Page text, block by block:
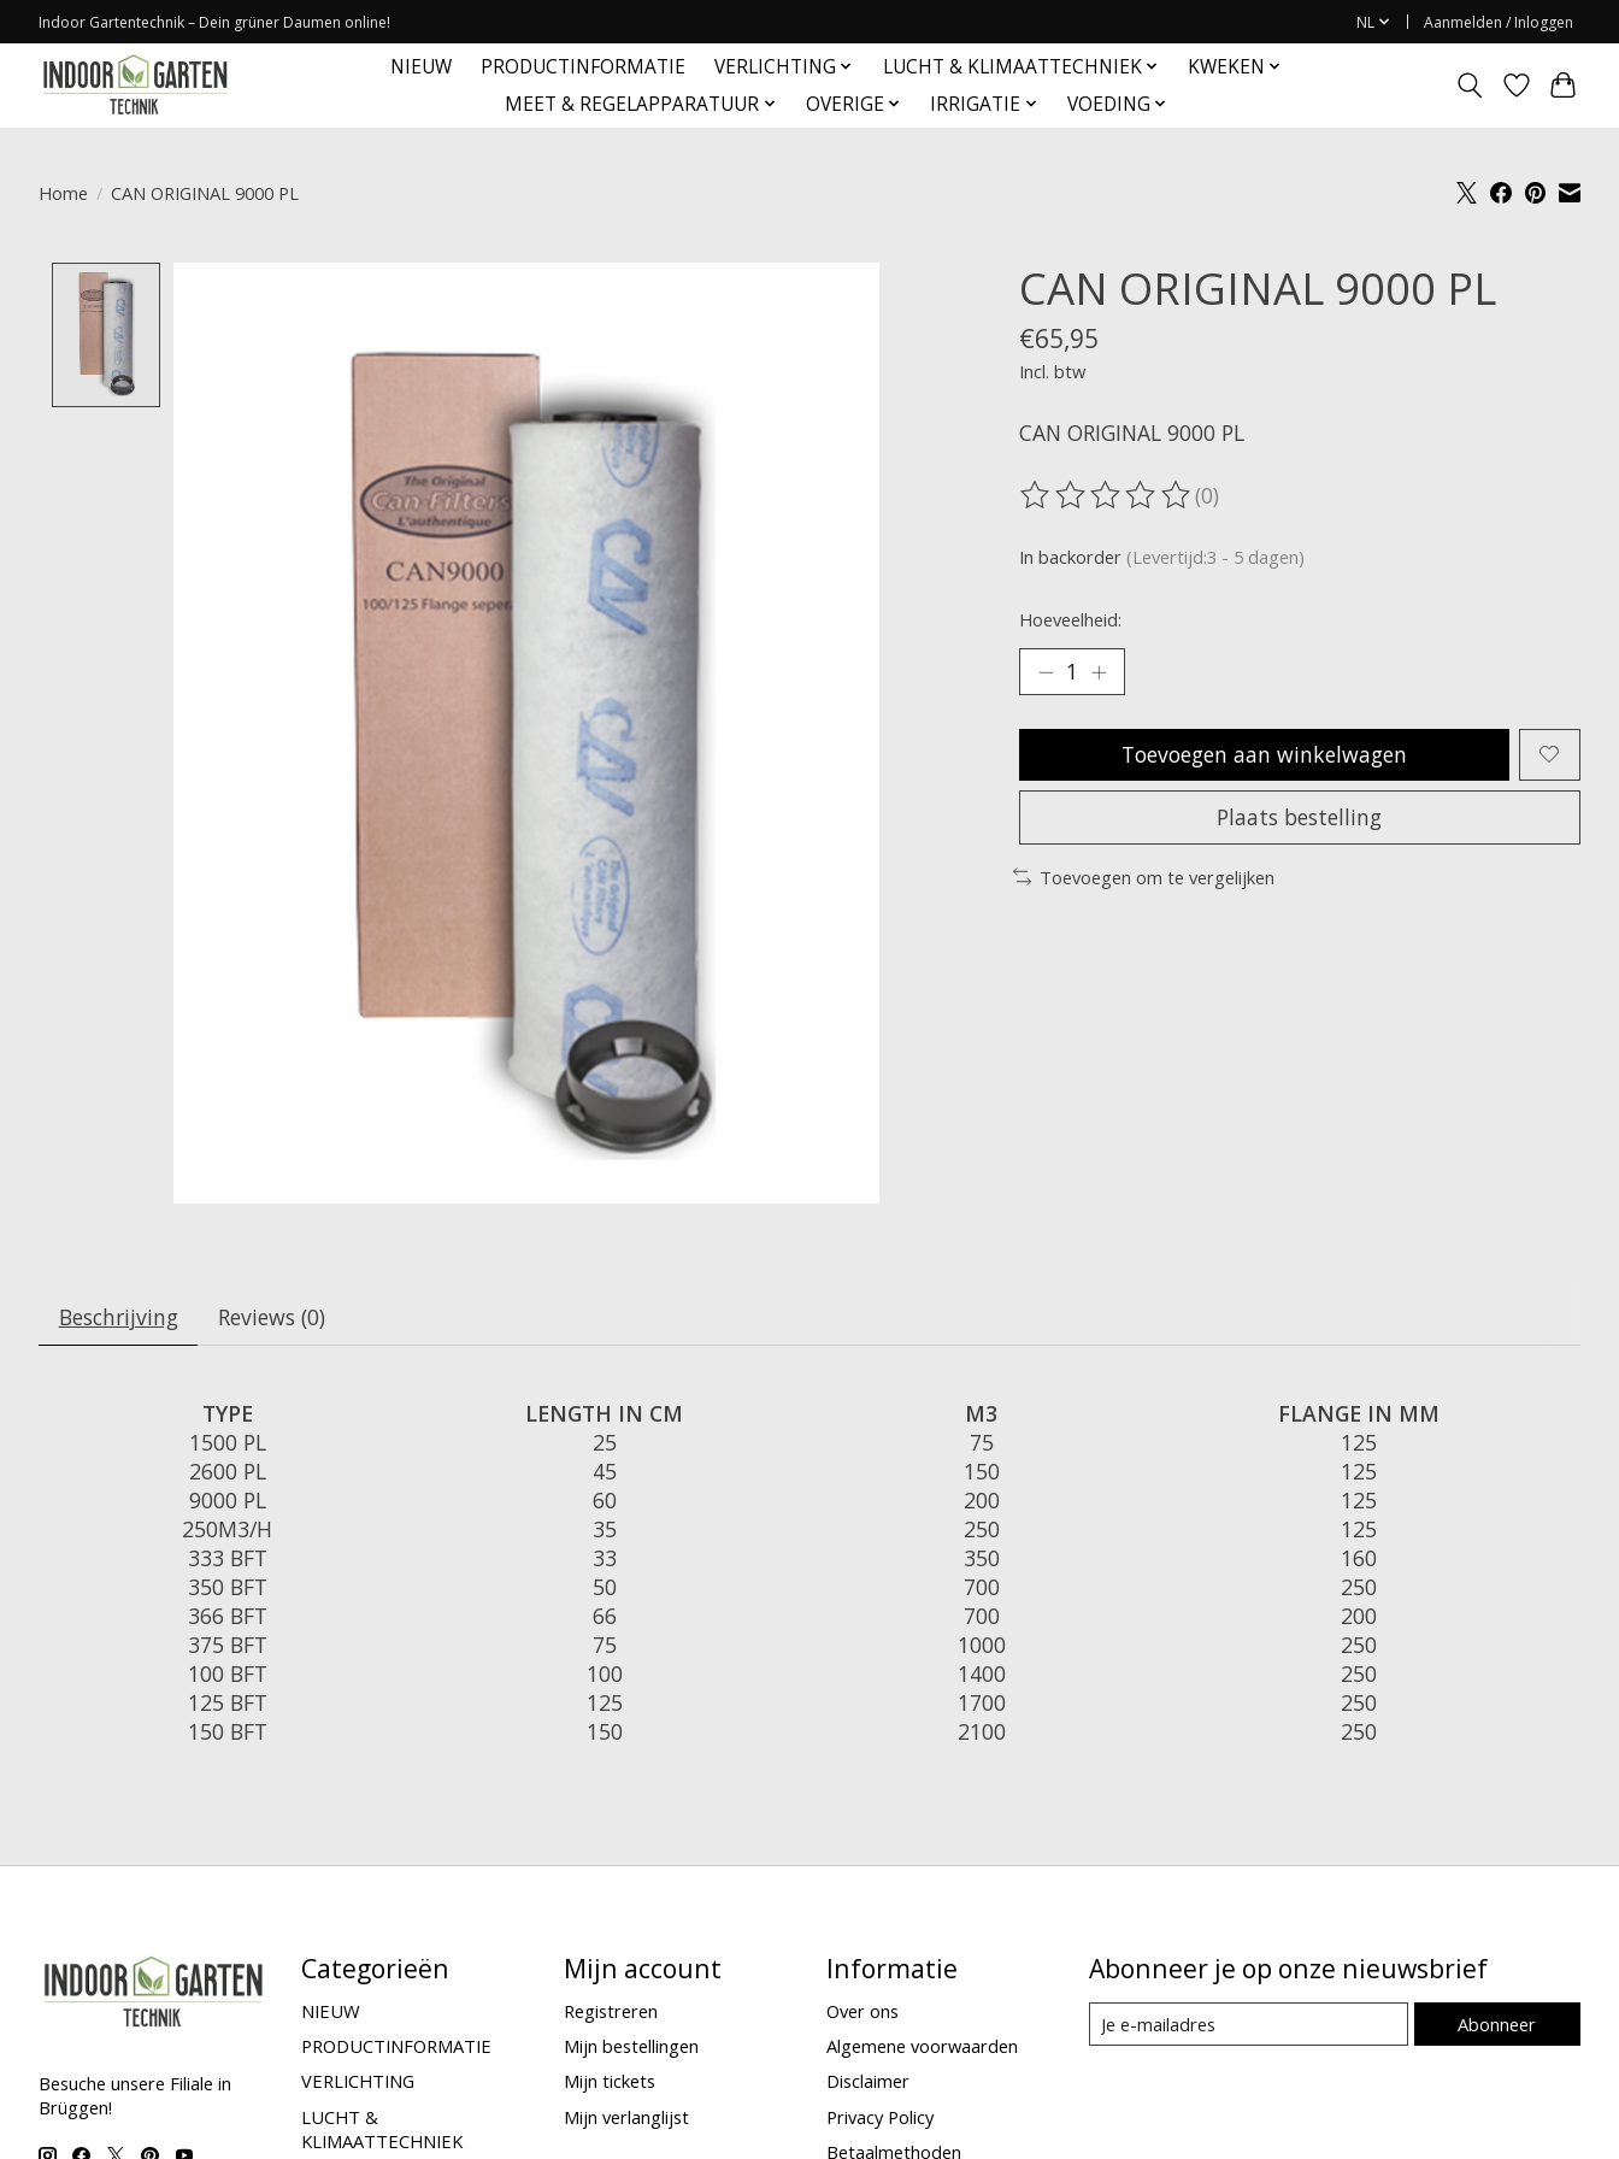
Indoor Gartentechnik – Dein grüner Daumen online! NL Aanmelden / Inloggen
NIEUW PRODUCTINFORMATIE VERLICHTING LUCHT & KLIMAATTECHNIEK
KWEKEN
MEET & REGELAPPARATUUR
OVERIGE IRRIGATIE VOEDING
Home / CAN ORIGINAL 9000 PL
CAN ORIGINAL 9000 PL
€65,95
Incl. btw
CAN ORIGINAL 9000 PL
De beoordeling van dit product is
(0)
In backorder (Levertijd:3 - 5 dagen)
Hoeveelheid:
Toevoegen aan winkelwagen
Plaats bestelling
Toevoegen om te vergelijken
Beschrijving Reviews (0)
TYPE LENGTH IN CM M3
FLANGE IN MM
1500 PL
25 75
125
2600 PL
45 150
125
9000 PL
60 200
125
250M3/H
35 250
125
333 BFT
33 350
160
350 BFT
50 700
250
366 BFT
66 700
200
375 BFT
75 1000
250
100 BFT
100 1400
250
125 BFT
125 1700
250
150 BFT
150 2100 250
Besuche unsere Filiale in
Brüggen!
Categorieën
NIEUW
PRODUCTINFORMATIE
VERLICHTING
LUCHT &
KLIMAATTECHNIEK
Mijn account
Registreren
Mijn bestellingen
Mijn tickets
Mijn verlanglijst
Informatie
Over ons
Algemene voorwaarden
Disclaimer
Privacy Policy
Betaalmethoden
Abonneer je op onze nieuwsbrief
Abonneer